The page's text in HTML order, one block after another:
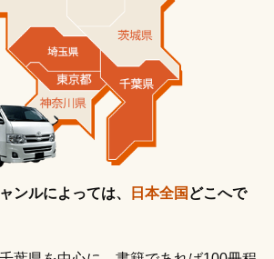
ンルによっては、 日本全国 どこへで